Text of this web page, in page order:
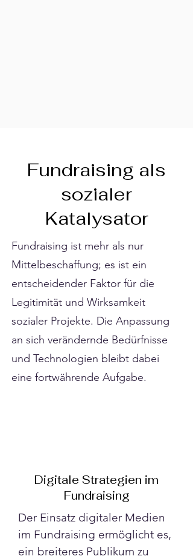
Fundraising als
sozialer
Katalysator
Fundraising ist mehr als nur
Mittelbeschaffung; es ist ein
entscheidender Faktor für die
Legitimität und Wirksamkeit
sozialer Projekte. Die Anpassung
an sich verändernde Bedürfnisse
und Technologien bleibt dabei
eine fortwährende Aufgabe.
Digitale Strategien im
Fundraising
Der Einsatz digitaler Medien
im Fundraising ermöglicht es,
ein breiteres Publikum zu